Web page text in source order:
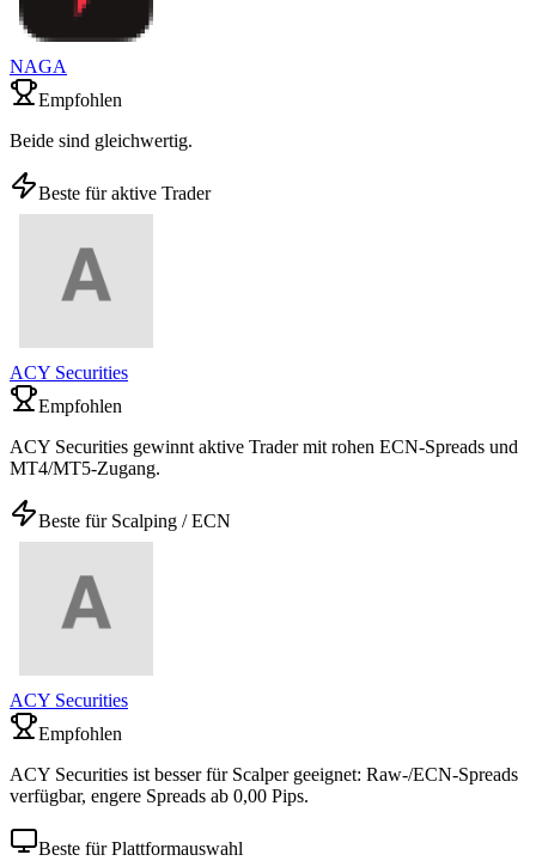
NAGA
Empfohlen
Beide sind gleichwertig.
Beste für aktive Trader
ACY Securities
Empfohlen
ACY Securities gewinnt aktive Trader mit rohen ECN-Spreads und
MT4/MT5-Zugang.
Beste für Scalping / ECN
ACY Securities
Empfohlen
ACY Securities ist besser für Scalper geeignet: Raw-/ECN-Spreads
verfügbar, engere Spreads ab 0,00 Pips.
Beste für Plattformauswahl